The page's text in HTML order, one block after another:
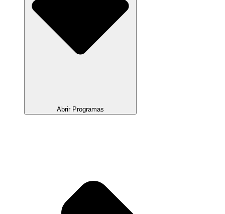
Abrir Programas